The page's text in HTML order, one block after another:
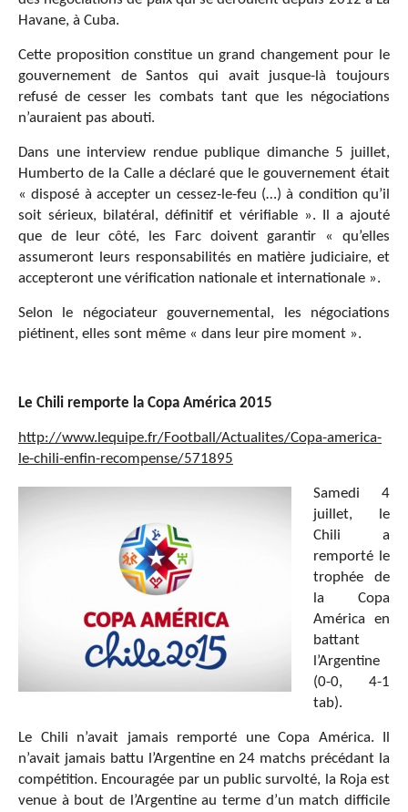
Havane, à Cuba.
Cette proposition constitue un grand changement pour le
gouvernement de Santos qui avait jusque-là toujours
refusé de cesser les combats tant que les négociations
n’auraient pas abouti.
Dans une interview rendue publique dimanche 5 juillet,
Humberto de la Calle a déclaré que le gouvernement était
« disposé à accepter un cessez-le-feu (…) à condition qu’il
soit sérieux, bilatéral, définitif et vérifiable ». Il a ajouté
que de leur côté, les Farc doivent garantir « qu’elles
assumeront leurs responsabilités en matière judiciaire, et
accepteront une vérification nationale et internationale ».
Selon le négociateur gouvernemental, les négociations
piétinent, elles sont même « dans leur pire moment ».
Le Chili remporte la Copa América 2015
http://www.lequipe.fr/Football/Actualites/Copa-america-
le-chili-enfin-recompense/571895
Samedi 4
juillet, le
Chili a
remporté le
trophée de
la Copa
América en
battant
l’Argentine
(0-0, 4-1
tab).
Le Chili n’avait jamais remporté une Copa América. Il
n’avait jamais battu l’Argentine en 24 matchs précédant la
compétition. Encouragée par un public survolté, la Roja est
venue à bout de l’Argentine au terme d’un match difficile